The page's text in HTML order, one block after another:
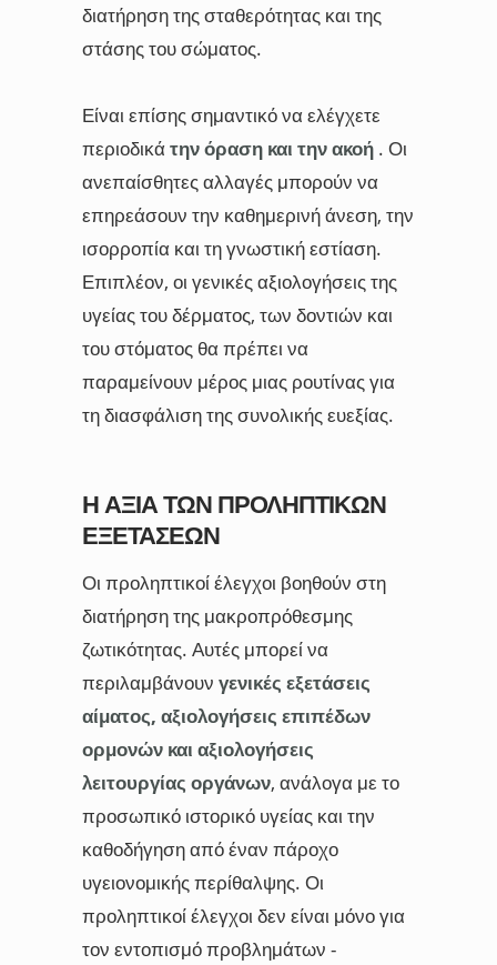
διατήρηση της σταθερότητας και της
στάσης του σώματος.
Είναι επίσης σημαντικό να ελέγχετε
περιοδικάτην όραση και την ακοή . Οι
ανεπαίσθητες αλλαγές μπορούν να
επηρεάσουν την καθημερινή άνεση, την
ισορροπία και τη γνωστική εστίαση.
Επιπλέον, οι γενικές αξιολογήσεις της
υγείας του δέρματος, των δοντιών και
του στόματος θα πρέπει να
παραμείνουν μέρος μιας ρουτίνας για
τη διασφάλιση της συνολικής ευεξίας.
Η ΑΞΊΑ ΤΩΝ ΠΡΟΛΗΠΤΙΚΏΝ
ΕΞΕΤΆΣΕΩΝ
Οι προληπτικοί έλεγχοι βοηθούν στη
διατήρηση της μακροπρόθεσμης
ζωτικότητας. Αυτές μπορεί να
περιλαμβάνουν γενικές εξετάσεις
αίματος, αξιολογήσεις επιπέδων
ορμονών και αξιολογήσεις
λειτουργίας οργάνων, ανάλογα με το
προσωπικό ιστορικό υγείας και την
καθοδήγηση από έναν πάροχο
υγειονομικής περίθαλψης. Οι
προληπτικοί έλεγχοι δεν είναι μόνο για
τον εντοπισμό προβλημάτων -